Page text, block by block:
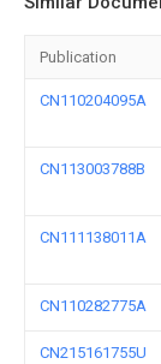
Publication
CN110204095A
CN113003788B
CN111138011A
CN110282775A
CN215161755U